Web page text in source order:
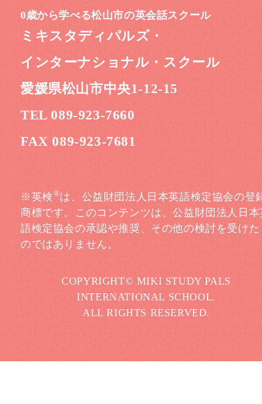
0歳から学べる松山市の英会話スクール
ミキスタディパルズ・
インターナショナル・スクール
愛媛県松山市中央1-12-15
TEL 089-923-7660
FAX 089-923-7681
※英検®は、公益財団法人日本英語検定協会の登
商標です。このコンテンツは、公益財団法人日本
語検定協会の承認や推奨、その他の検討を受けた
のではありません。
COPYRIGHT© MIKI STUDY PALS
INTERNATIONAL SCHOOL.
ALL RIGHTS RESERVED.